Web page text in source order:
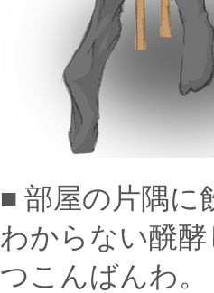
■ 部屋の片隅に
わからない醗
つこんばんわ